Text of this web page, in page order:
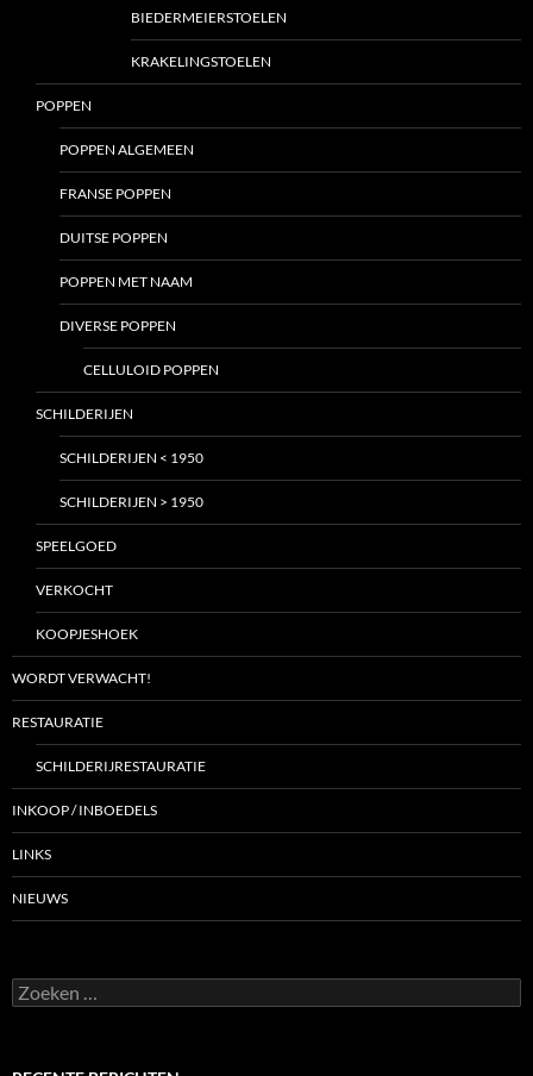
BIEDERMEIERSTOELEN
KRAKELINGSTOELEN
POPPEN
POPPEN ALGEMEEN
FRANSE POPPEN
DUITSE POPPEN
POPPEN MET NAAM
DIVERSE POPPEN
CELLULOID POPPEN
SCHILDERIJEN
SCHILDERIJEN < 1950
SCHILDERIJEN > 1950
SPEELGOED
VERKOCHT
KOOPJESHOEK
WORDT VERWACHT!
RESTAURATIE
SCHILDERIJRESTAURATIE
INKOOP / INBOEDELS
LINKS
NIEUWS
Zoeken
naar: